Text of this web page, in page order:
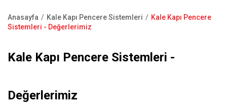
Basın Kiti
Kale Oda Kapısı
Kapı Pencere Sistemleri
Kale Alarm
Blog
Bize Ulaşın
Sayfa
Anasayfa Kale Kapı Pencere Sistemleri
Kale Kapı Pencere
Sistemleri - Değerlerimiz
Kale Kapı Pencere Sistemleri -
Değerlerimiz